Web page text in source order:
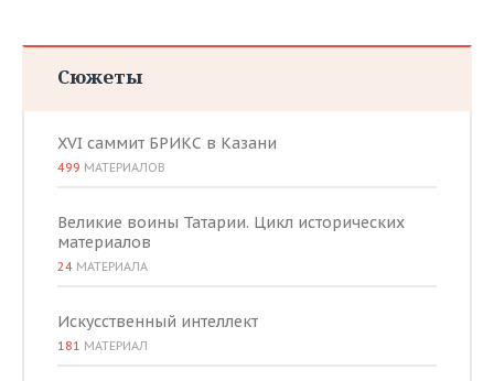
Сюжеты
XVI саммит БРИКС в Казани
499 МАТЕРИАЛОВ
Великие воины Татарии. Цикл исторических
материалов
24 МАТЕРИАЛА
Искусственный интеллект
181 МАТЕРИАЛ